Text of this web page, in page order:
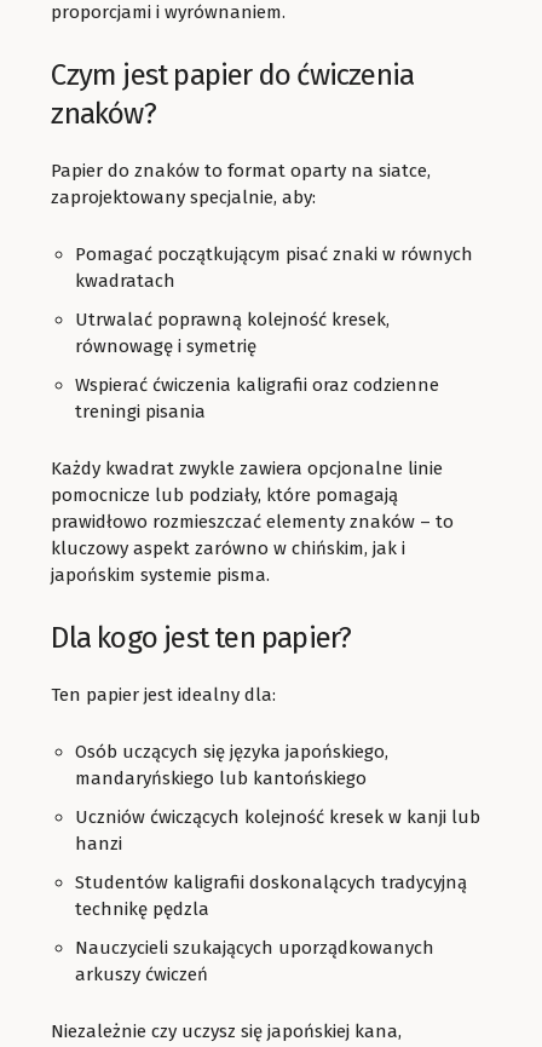
proporcjami i wyrównaniem.
Czym jest papier do ćwiczenia
znaków?
Papier do znaków to format oparty na siatce,
zaprojektowany specjalnie, aby:
Pomagać początkującym pisać znaki w równych
kwadratach
Utrwalać poprawną kolejność kresek,
równowagę i symetrię
Wspierać ćwiczenia kaligrafii oraz codzienne
treningi pisania
Każdy kwadrat zwykle zawiera opcjonalne linie
pomocnicze lub podziały, które pomagają
prawidłowo rozmieszczać elementy znaków – to
kluczowy aspekt zarówno w chińskim, jak i
japońskim systemie pisma.
Dla kogo jest ten papier?
Ten papier jest idealny dla:
Osób uczących się języka japońskiego,
mandaryńskiego lub kantońskiego
Uczniów ćwiczących kolejność kresek w kanji lub
hanzi
Studentów kaligrafii doskonalących tradycyjną
technikę pędzla
Nauczycieli szukających uporządkowanych
arkuszy ćwiczeń
Niezależnie czy uczysz się japońskiej kana,